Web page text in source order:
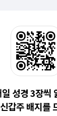
일 성경 3장씩
갑주 배지를